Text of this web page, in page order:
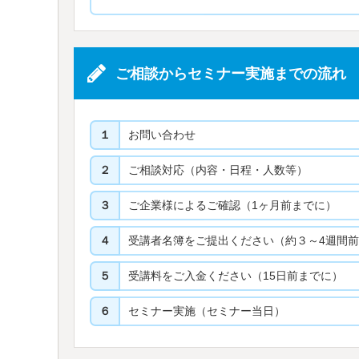
ご相談からセミナー実施までの流れ
１ お問い合わせ
２ ご相談対応（内容・日程・人数等）
３ ご企業様によるご確認（1ヶ月前までに）
４ 受講者名簿をご提出ください（約３～4週間
５ 受講料をご入金ください（15日前までに）
６ セミナー実施（セミナー当日）